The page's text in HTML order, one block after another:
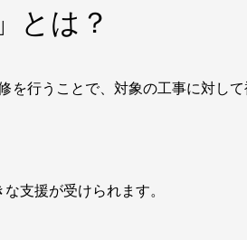
とは？
を行うことで、対象の工事に対し
支援が受けられます。